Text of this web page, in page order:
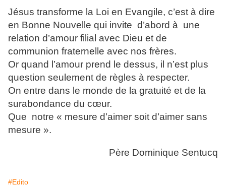
Jésus transforme la Loi en Evangile, c’est à dire
en Bonne Nouvelle qui invite d’abord à une
relation d’amour filial avec Dieu et de
communion fraternelle avec nos frères.
Or quand l’amour prend le dessus, il n’est plus
question seulement de règles à respecter.
On entre dans le monde de la gratuité et de la
surabondance du cœur.
Que notre « mesure d’aimer soit d’aimer sans
mesure ».
Père Dominique Sentucq
#Edito